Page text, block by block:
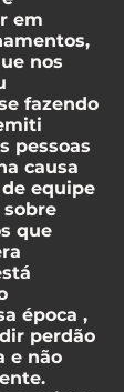
em
nos
fazendo
pessoas
causa
equipe
sobre
que
época ,
perdão
e não